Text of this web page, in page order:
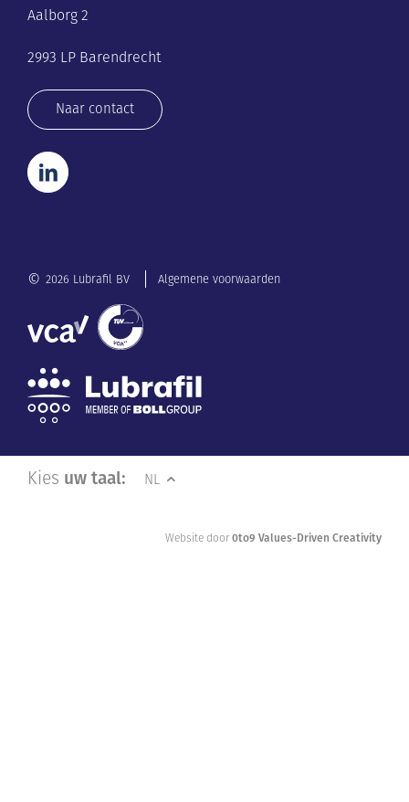
Aalborg 2
2993 LP Barendrecht
Naar contact
© 2026 Lubrafil BV Algemene voorwaarden
Kies uw taal: NL
Website door0to9 Values-Driven Creativity